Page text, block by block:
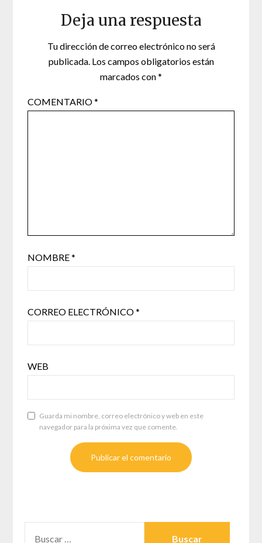
Deja una respuesta
Tu dirección de correo electrónico no será
publicada. Los campos obligatorios están
marcados con*
COMENTARIO*
NOMBRE*
CORREO ELECTRÓNICO*
WEB
Guarda mi nombre, correo electrónico y web en este
navegador para la próxima vez que comente.